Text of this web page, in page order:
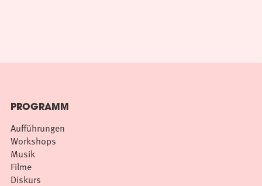
PROGRAMM
Aufführungen
Workshops
Musik
Filme
Diskurs